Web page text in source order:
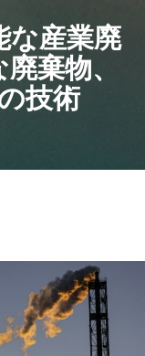
な産業廃
棄物、
技術